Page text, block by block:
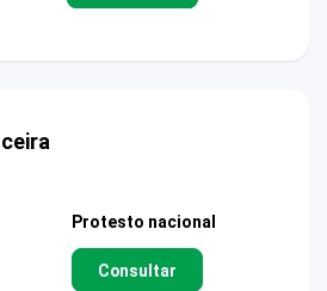
Protesto nacional
Consultar